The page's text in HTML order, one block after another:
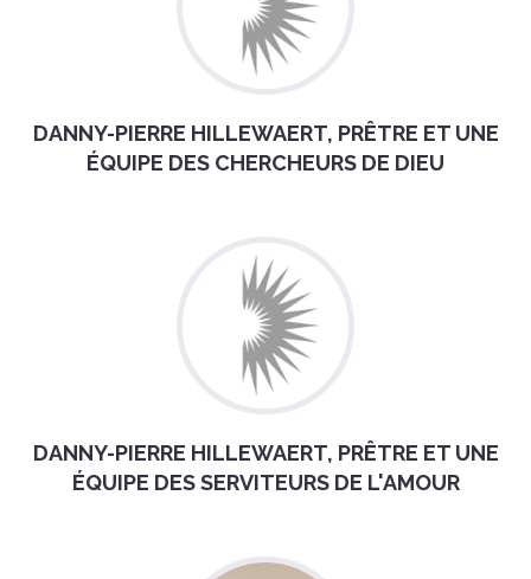
DANNY-PIERRE HILLEWAERT, PRÊTRE ET UNE
ÉQUIPE DES CHERCHEURS DE DIEU
DANNY-PIERRE HILLEWAERT, PRÊTRE ET UNE
ÉQUIPE DES SERVITEURS DE L'AMOUR